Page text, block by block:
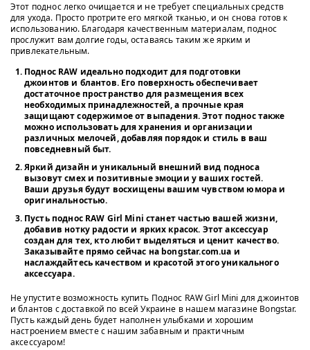
Этот поднос легко очищается и не требует специальных средств
для ухода. Просто протрите его мягкой тканью, и он снова готов к
использованию. Благодаря качественным материалам, поднос
прослужит вам долгие годы, оставаясь таким же ярким и
привлекательным.
Поднос RAW идеально подходит для подготовки
джоинтов и блантов. Его поверхность обеспечивает
достаточное пространство для размещения всех
необходимых принадлежностей, а прочные края
защищают содержимое от выпадения. Этот поднос также
можно использовать для хранения и организации
различных мелочей, добавляя порядок и стиль в ваш
повседневный быт.
Яркий дизайн и уникальный внешний вид подноса
вызовут смех и позитивные эмоции у ваших гостей.
Ваши друзья будут восхищены вашим чувством юмора и
оригинальностью.
Пусть поднос RAW Girl Mini станет частью вашей жизни,
добавив нотку радости и ярких красок. Этот аксессуар
создан для тех, кто любит выделяться и ценит качество.
Заказывайте прямо сейчас на bongstar.com.ua и
наслаждайтесь качеством и красотой этого уникального
аксессуара.
Не упустите возможность купить Поднос RAW Girl Mini для джоинтов
и блантов с доставкой по всей Украине в нашем магазине Bongstar.
Пусть каждый день будет наполнен улыбками и хорошим
настроением вместе с нашим забавным и практичным
аксессуаром!